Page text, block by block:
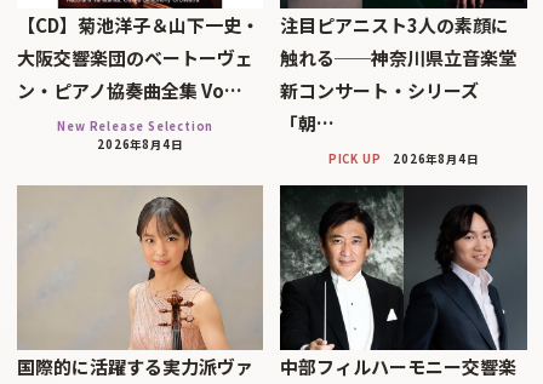
【CD】菊池洋子＆山下一史・
大阪交響楽団のベートーヴェ
ン・ピアノ協奏曲全集 Vo…
New Release Selection
2026年8月4日
注目ピアニスト3人の素顔に
触れる──神奈川県立音楽堂
新コンサート・シリーズ
「朝…
PICK UP 2026年8月4日
国際的に活躍する実力派ヴァ
中部フィルハーモニー交響楽